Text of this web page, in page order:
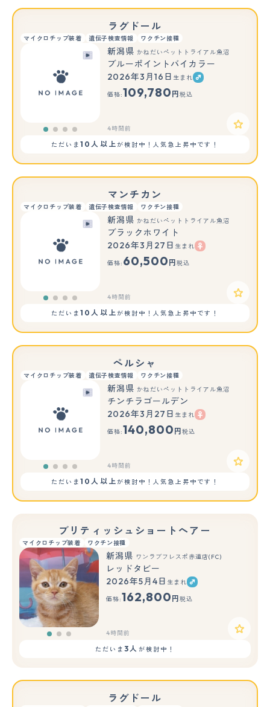
ラグドール
マイクロチップ装着 遺伝子検査情報 ワクチン接種
新潟県 かねだいペットトライアル魚沼
ブルーポイントバイカラー
2026年3月16日 生まれ
価格:109,780 円 税込
4時間前
ただいま10人以上が検討中！人気急上昇中です！
マンチカン
マイクロチップ装着 遺伝子検査情報 ワクチン接種
新潟県 かねだいペットトライアル魚沼
ブラックホワイト
2026年3月27日 生まれ
価格: 60,500 円 税込
4時間前
ただいま10人以上が検討中！人気急上昇中です！
ペルシャ
マイクロチップ装着 遺伝子検査情報 ワクチン接種
新潟県 かねだいペットトライアル魚沼
チンチラゴールデン
2026年3月27日 生まれ
価格:140,800 円 税込
4時間前
ただいま10人以上が検討中！人気急上昇中です！
ブリティッシュショートヘアー
マイクロチップ装着 ワクチン接種
もっと見る
新潟県 ワンラブフレスポ赤道店(FC)
レッドタビー
2026年5月4日 生まれ
価格:162,800 円 税込
4時間前
ただいま3人 が検討中！
ラグドール